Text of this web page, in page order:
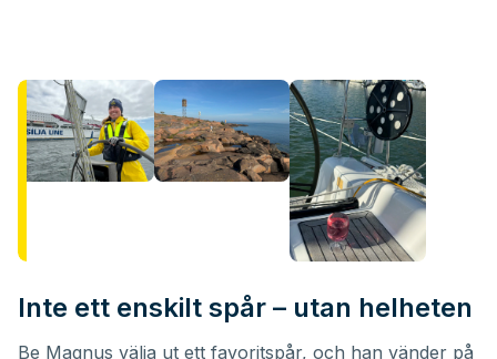
Inte ett enskilt spår – utan helheten
Be Magnus välja ut ett favoritspår, och han vänder på